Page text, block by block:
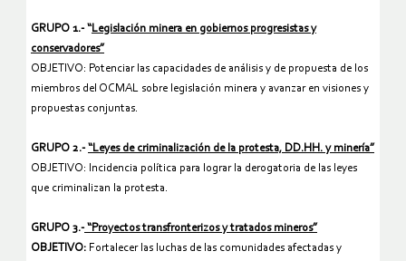
GRUPO 1.- “Legislación minera en gobiernos progresistas y
conservadores”
OBJETIVO: Potenciar las capacidades de análisis y de propuesta de los
miembros del OCMAL sobre legislación minera y avanzar en visiones y
propuestas conjuntas.
GRUPO 2.- “Leyes de criminalización de la protesta, DD.HH. y minería”
OBJETIVO:
Incidencia política para lograr la derogatoria de las leyes
que criminalizan la protesta.
GRUPO 3.-“Proyectos transfronterizos y tratados mineros”
OBJETIVO: Fortalecer las luchas de las comunidades afectadas y